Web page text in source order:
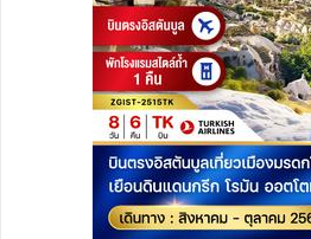
ทัวร์อียิปต์
ทัวร์จอร์เจีย
ทัวร์อินเดีย
ทัวร์บาหลี